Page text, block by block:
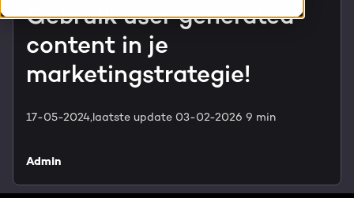
HubSpot maatwerk
Digital marketing
Team
Kennisbank
Gebruik user generated
content in je
marketingstrategie!
17-05-2024,laatste update 03-02-2026 9 min
Admin